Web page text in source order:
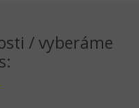
/ vyberáme